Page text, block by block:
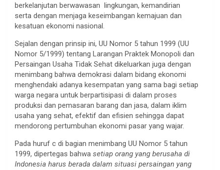
berkelanjutan berwawasan lingkungan, kemandirian
serta dengan menjaga keseimbangan kemajuan dan
kesatuan ekonomi nasional.
Sejalan dengan prinsip ini, UU Nomor 5 tahun 1999 (UU
Nomor 5/1999) tentang Larangan Praktek Monopoli dan
Persaingan Usaha Tidak Sehat dikeluarkan juga dengan
menimbang bahwa demokrasi dalam bidang ekonomi
menghendaki adanya kesempatan yang sama bagi setiap
warga negara untuk berpartisipasi di dalam proses
produksi dan pemasaran barang dan jasa, dalam iklim
usaha yang sehat, efektif dan efisien sehingga dapat
mendorong pertumbuhan ekonomi pasar yang wajar.
Pada huruf c di bagian menimbang UU Nomor 5 tahun
1999, dipertegas bahwa setiap orang yang berusaha di
Indonesia harus berada dalam situasi persaingan yang